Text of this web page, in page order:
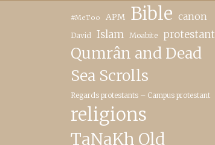
#MeToo APM Bible canon
David Islam Moabite protestant
Qumrân and Dead
Sea Scrolls
Regards protestants – Campus protestant
religions
TaNaKh Old